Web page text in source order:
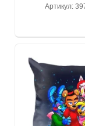
Артикул: